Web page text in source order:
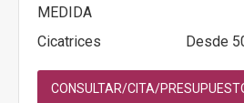
MEDIDA
Cicatrices
Desde
CONSULTAR/CITA/